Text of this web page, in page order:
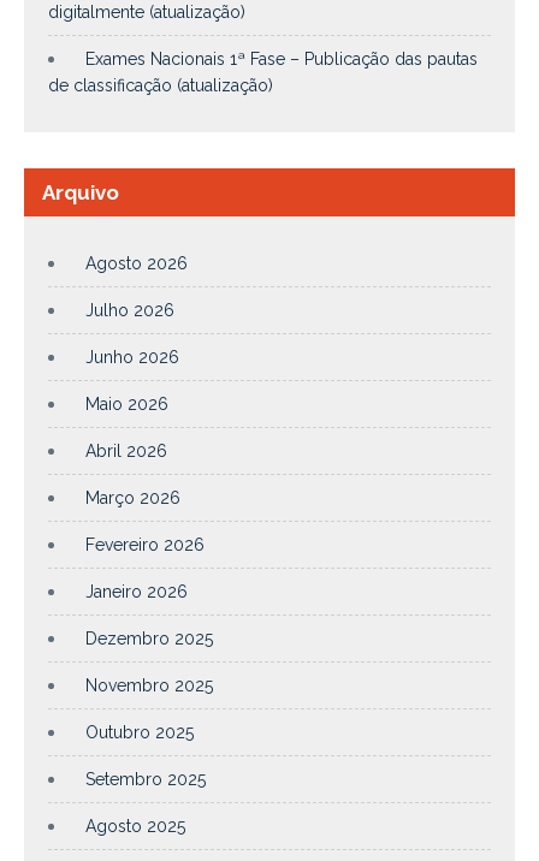
digitalmente (atualização)
Exames Nacionais 1ª Fase – Publicação das pautas
de classificação (atualização)
Arquivo
Agosto 2026
Julho 2026
Junho 2026
Maio 2026
Abril 2026
Março 2026
Fevereiro 2026
Janeiro 2026
Dezembro 2025
Novembro 2025
Outubro 2025
Setembro 2025
Agosto 2025